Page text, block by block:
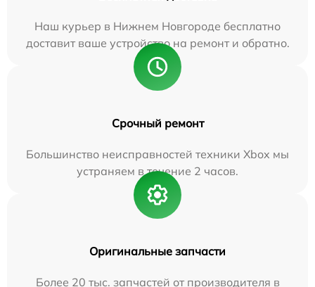
Наш курьер в Нижнем Новгороде бесплатно
доставит ваше устройство на ремонт и обратно.
Срочный ремонт
Большинство неисправностей техники Xbox мы
устраняем в течение 2 часов.
Оригинальные запчасти
Более 20 тыс. запчастей от производителя в